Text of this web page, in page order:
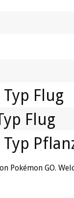
Pokémon GO.